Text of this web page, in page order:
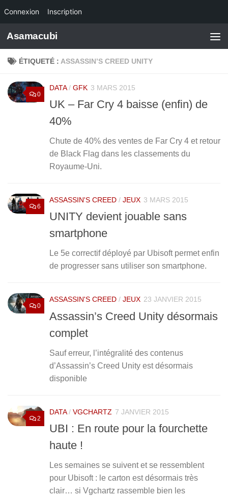
Connexion Inscription
Skip to content
Asamacubi
ÉTIQUETÉ : ASSASSIN’S CREED UNITY
0
DATA/ GFK 3 MARS 2015
UK – Far Cry 4 baisse (enfin) de
40%
Chute de 40% des ventes de Far Cry 4 et retour
de Black Flag dans les classements du
Royaume-Uni.
6
ASSASSIN'S CREED / JEUX 3 MARS 2015
UNITY devient jouable sans
smartphone
Le 5e correctif déployé par Ubisoft permet enfin
de progresser sans utiliser son smartphone.
0
ASSASSIN'S CREED / JEUX 23 JANVIER 2015
Assassin’s Creed Unity désormais
complet
Sauf erreur, l’intégralité des contenus
d’Assassin’s Creed Unity est désormais
disponible
2
DATA/ VGCHARTZ 7 JANVIER 2015
UBI : En route pour la fourchette
haute !
Les semaines se suivent et se ressemblent
pour Ubisoft : le carton est désormais très
clair… si Vgchartz rassemble bien les